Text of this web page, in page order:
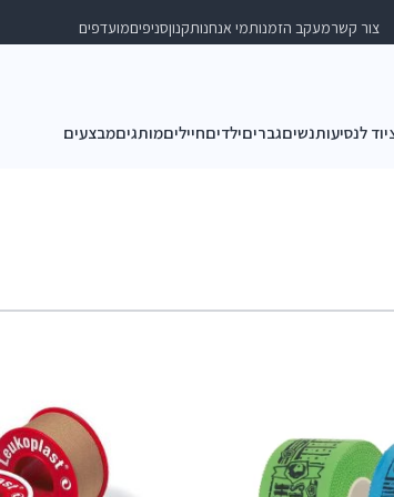
צור קשרמעקב הזמנותמי אנחנותקנוןסניפיםמועדפים
לנסיעותנשיםגבריםילדיםחייליםמותגיםמבצעים